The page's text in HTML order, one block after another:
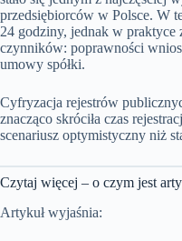
przedsiębiorców w Polsce. W
24 godziny, jednak w
czynników: poprawności
umowy spółki.
Cyfryzacja rejestrów
znacząco skróciła czas
scenariusz optymistyczny niż
Czytaj więcej – o czym jest
Artykuł wyjaśnia: